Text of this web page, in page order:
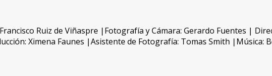
Ruiz de Viñaspre |Fotografía y Cámara: Gerardo Fuentes |
Ximena Faunes |Asistente de Fotografía: Tomas Smith |Música: